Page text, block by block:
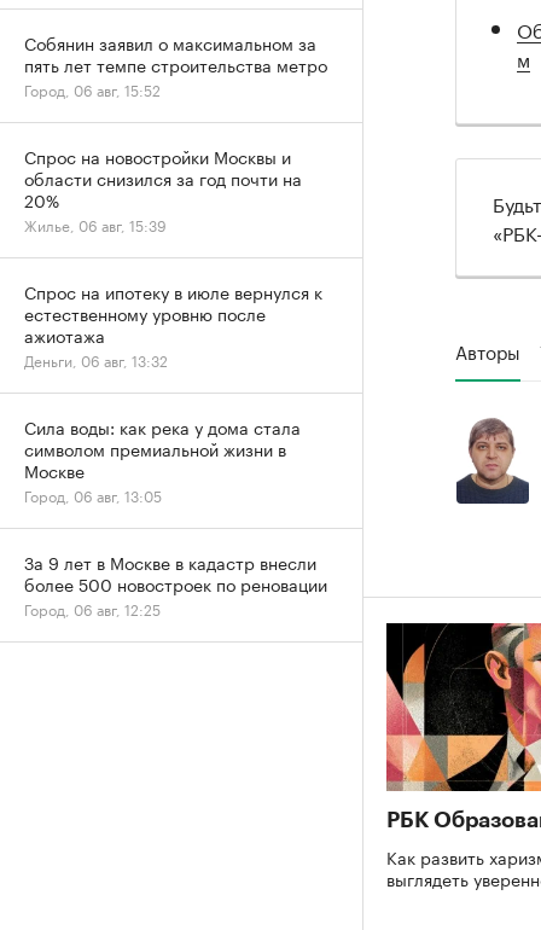
м
Авторы
РБК
Как развить
выглядеть
Собянин заявил о максимальном за
пять лет темпе строительства метро
Город, 06 авг, 15:52
Спрос на новостройки Москвы и
области снизился за год почти на
20%
Жилье, 06 авг, 15:39
Спрос на ипотеку в июле вернулся к
естественному уровню после
ажиотажа
Деньги, 06 авг, 13:32
Сила воды: как река у дома стала
символом премиальной жизни в
Москве
Город, 06 авг, 13:05
За 9 лет в Москве в кадастр внесли
более 500 новостроек по реновации
Город, 06 авг, 12:25